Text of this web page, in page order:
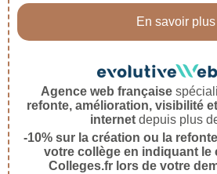
En savoir plus
Agence web française
refonte, amélioration, visibilité
internet depuis plus
-10% sur la création ou la
votre collège en indiquant le
Colleges.fr lors de votre